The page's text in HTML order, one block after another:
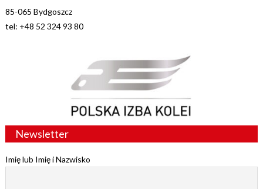
85-065 Bydgoszcz
tel: +48 52 324 93 80
Newsletter
Imię lub Imię i Nazwisko